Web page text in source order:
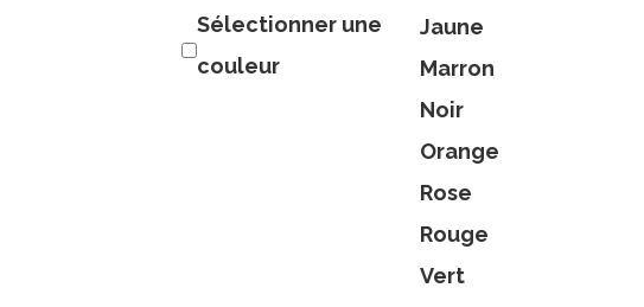
Sélectionner une
couleur
Jaune
Marron
Noir
Orange
Rose
Rouge
Vert